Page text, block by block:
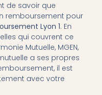
de savoir que
remboursement pour
Lyon 1. En
qui couvrent ce
Mutuelle, MGEN,
a ses propres
il est
avec votre